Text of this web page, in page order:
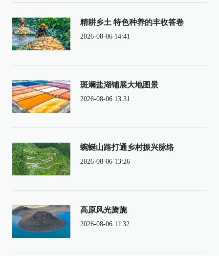
精耕乡土 特色种养的丰收答卷
2026-08-06 14:41
斑斓盐湖铺展大地图景
2026-08-06 13:31
蜿蜒山路打通乡村振兴脉络
2026-08-06 13:26
高原风光旖旎
2026-08-06 11:32